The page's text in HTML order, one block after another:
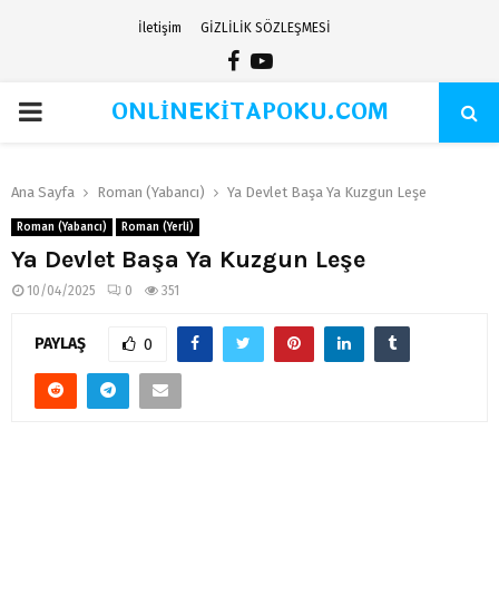
İletişim GİZLİLİK SÖZLEŞMESİ
Facebook
Youtube
PRIMARYONLİNEKİTAPOKU.COM
Ana Sayfa Roman (Yabancı) Ya Devlet Başa Ya Kuzgun Leşe
Roman (Yabancı) Roman (Yerli)
Ya Devlet Başa Ya Kuzgun Leşe
10/04/2025 0 351
PAYLAŞ 0